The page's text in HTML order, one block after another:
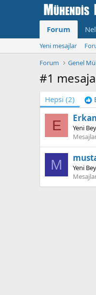
Forum
Yeni mesajlar
Forum
Genel
#1
Hepsi (2)
E Yeni
M Yeni